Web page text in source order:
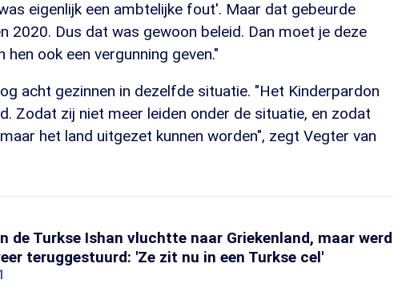
eigenlijk een ambtelijke fout'. Maar dat gebeurde
2020. Dus dat was gewoon beleid. Dan moet je deze
hen ook een vergunning geven."
acht gezinnen in dezelfde situatie. "Het Kinderpardon
Zodat zij niet meer leiden onder de situatie, en zodat
het land uitgezet kunnen worden", zegt Vegter van
de Turkse Ishan vluchtte naar Griekenland, maar werd
teruggestuurd: 'Ze zit nu in een Turkse cel'